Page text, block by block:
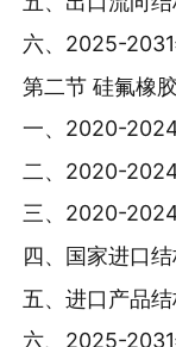
六、2025-
第二节 硅氟橡
一、2020-
二、2020-
三、2020-
四、国家进口
五、进口产品结
六、2025-